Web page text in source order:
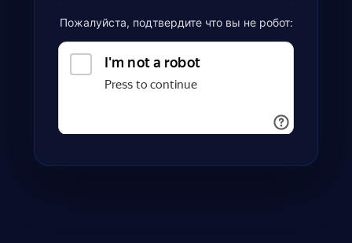
Пожалуйста, подтвердите что вы не робот: